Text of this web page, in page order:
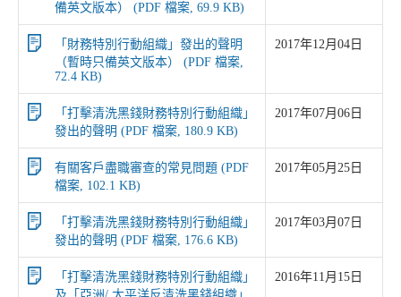
備英文版本） (PDF 檔案, 69.9 KB)
「財務特別行動組織」發出的聲明
（暫時只備英文版本） (PDF 檔案,
72.4 KB)
2017年12月04日
「打擊清洗黑錢財務特別行動組織」
發出的聲明 (PDF 檔案, 180.9 KB)
2017年07月06日
有關客戶盡職審查的常見問題 (PDF
檔案, 102.1 KB)
2017年05月25日
「打擊清洗黑錢財務特別行動組織」
發出的聲明 (PDF 檔案, 176.6 KB)
2017年03月07日
「打擊清洗黑錢財務特別行動組織」
2016年11月15日